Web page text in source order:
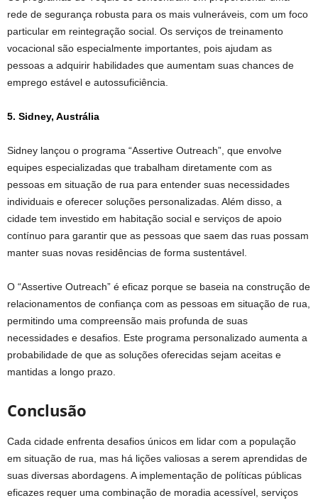
rede de segurança robusta para os mais vulneráveis, com um foco
particular em reintegração social. Os serviços de treinamento
vocacional são especialmente importantes, pois ajudam as
pessoas a adquirir habilidades que aumentam suas chances de
emprego estável e autossuficiência.
5. Sidney, Austrália
Sidney lançou o programa “Assertive Outreach”, que envolve
equipes especializadas que trabalham diretamente com as
pessoas em situação de rua para entender suas necessidades
individuais e oferecer soluções personalizadas. Além disso, a
cidade tem investido em habitação social e serviços de apoio
contínuo para garantir que as pessoas que saem das ruas possam
manter suas novas residências de forma sustentável.
O “Assertive Outreach” é eficaz porque se baseia na construção de
relacionamentos de confiança com as pessoas em situação de rua,
permitindo uma compreensão mais profunda de suas
necessidades e desafios. Este programa personalizado aumenta a
probabilidade de que as soluções oferecidas sejam aceitas e
mantidas a longo prazo.
Conclusão
Cada cidade enfrenta desafios únicos em lidar com a população
em situação de rua, mas há lições valiosas a serem aprendidas de
suas diversas abordagens. A implementação de políticas públicas
eficazes requer uma combinação de moradia acessível, serviços